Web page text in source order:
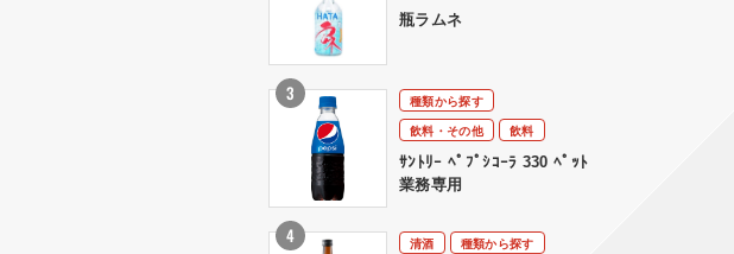
瓶ラムネ
種類から探す
飲料・その他
飲料
ｻﾝﾄﾘｰ ﾍﾟﾌﾟｼｺｰﾗ 330 ﾍﾟｯﾄ
業務専用
清酒
種類から探す